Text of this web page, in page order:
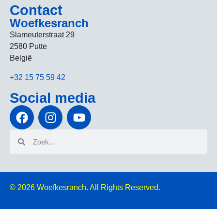
Contact
Woefkesranch
Slameuterstraat 29
2580 Putte
België
+32 15 75 59 42
Social media
© 2026 Woefkesranch. All Rights Reserved.